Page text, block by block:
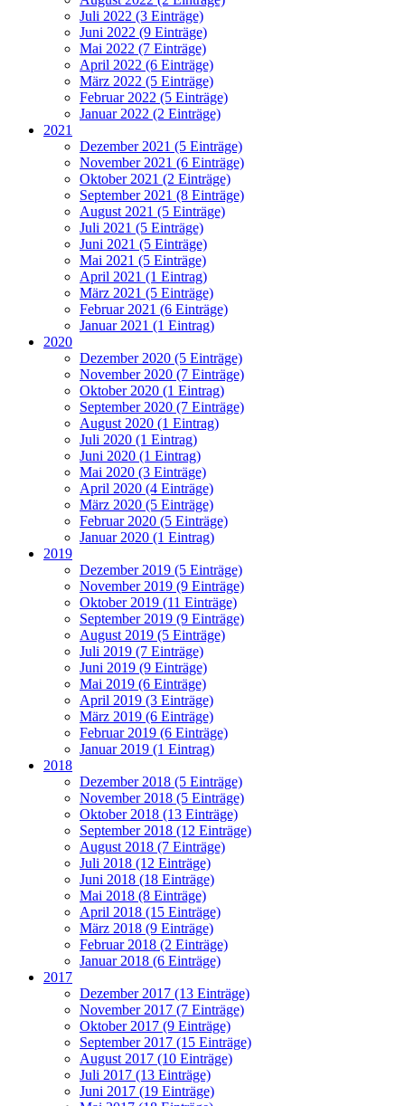
Juli 2022 (3 Einträge)
Juni 2022 (9 Einträge)
Mai 2022 (7 Einträge)
April 2022 (6 Einträge)
März 2022 (5 Einträge)
Februar 2022 (5 Einträge)
Januar 2022 (2 Einträge)
2021
Dezember 2021 (5 Einträge)
November 2021 (6 Einträge)
Oktober 2021 (2 Einträge)
September 2021 (8 Einträge)
August 2021 (5 Einträge)
Juli 2021 (5 Einträge)
Juni 2021 (5 Einträge)
Mai 2021 (5 Einträge)
April 2021 (1 Eintrag)
März 2021 (5 Einträge)
Februar 2021 (6 Einträge)
Januar 2021 (1 Eintrag)
2020
Dezember 2020 (5 Einträge)
November 2020 (7 Einträge)
Oktober 2020 (1 Eintrag)
September 2020 (7 Einträge)
August 2020 (1 Eintrag)
Juli 2020 (1 Eintrag)
Juni 2020 (1 Eintrag)
Mai 2020 (3 Einträge)
April 2020 (4 Einträge)
März 2020 (5 Einträge)
Februar 2020 (5 Einträge)
Januar 2020 (1 Eintrag)
2019
Dezember 2019 (5 Einträge)
November 2019 (9 Einträge)
Oktober 2019 (11 Einträge)
September 2019 (9 Einträge)
August 2019 (5 Einträge)
Juli 2019 (7 Einträge)
Juni 2019 (9 Einträge)
Mai 2019 (6 Einträge)
April 2019 (3 Einträge)
März 2019 (6 Einträge)
Februar 2019 (6 Einträge)
Januar 2019 (1 Eintrag)
2018
Dezember 2018 (5 Einträge)
November 2018 (5 Einträge)
Oktober 2018 (13 Einträge)
September 2018 (12 Einträge)
August 2018 (7 Einträge)
Juli 2018 (12 Einträge)
Juni 2018 (18 Einträge)
Mai 2018 (8 Einträge)
April 2018 (15 Einträge)
März 2018 (9 Einträge)
Februar 2018 (2 Einträge)
Januar 2018 (6 Einträge)
2017
Dezember 2017 (13 Einträge)
November 2017 (7 Einträge)
Oktober 2017 (9 Einträge)
September 2017 (15 Einträge)
August 2017 (10 Einträge)
Juli 2017 (13 Einträge)
Juni 2017 (19 Einträge)